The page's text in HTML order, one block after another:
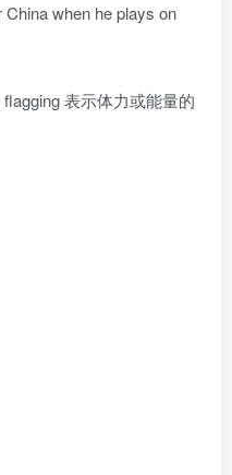
when he plays on
表示体力或能量的